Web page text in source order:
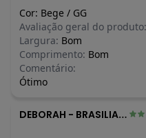
agosto/2026
julho/2026
junho/2026
maio/2026
abril/2026
março/2026
fevereiro/2026
Cor: Bege / GG
Avaliação geral do produto:
Largura: Bom
Comprimento: Bom
Comentário:
Ótimo
DEBORAH - BRASILIA - DF